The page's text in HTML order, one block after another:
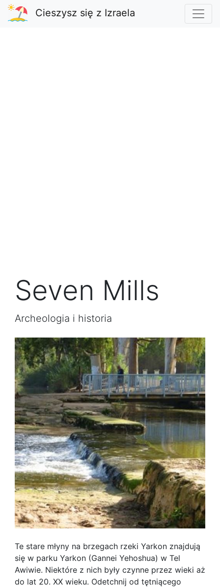
Cieszysz się z Izraela
Seven Mills
Archeologia i historia
Te stare młyny na brzegach rzeki Yarkon znajdują
się w parku Yarkon (Gannei Yehoshua) w Tel
Awiwie. Niektóre z nich były czynne przez wieki aż
do lat 20. XX wieku. Odetchnij od tętniącego